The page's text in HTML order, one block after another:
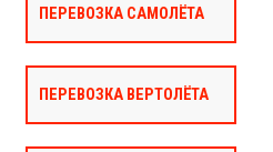
ПЕРЕВОЗКА САМОЛЁТА
ПЕРЕВОЗКА ВЕРТОЛЁТА